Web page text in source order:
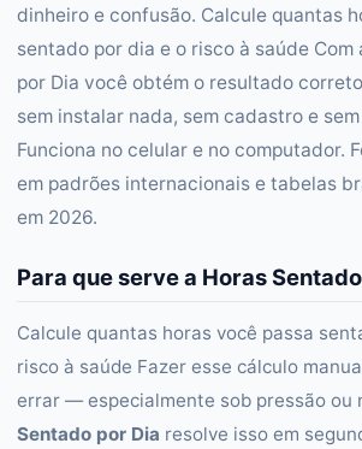
dinheiro e confusão. Calcule quantas
sentado por dia e o risco à saúde Com
por Dia você obtém o resultado
sem instalar nada, sem cadastro e
Funciona no celular e no computador.
em padrões internacionais e tabelas
em 2026.
Para que serve a Horas
Calcule quantas horas você passa
risco à saúde Fazer esse cálculo
errar — especialmente sob pressão ou
Sentado por Dia resolve isso em